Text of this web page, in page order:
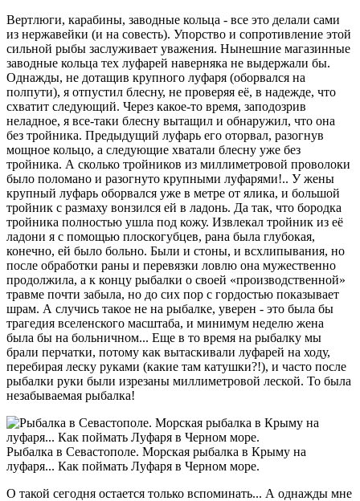
Вертлюги, карабины, заводные кольца - все это делали сами
из нержавейки (и на совесть). Упорство и сопротивление этой
сильной рыбы заслуживает уважения. Нынешние магазинные
заводные кольца тех луфарей наверняка не выдержали бы.
Однажды, не дотащив крупного луфаря (оборвался на
полпути), я отпустил блесну, не проверяя её, в надежде, что
схватит следующий. Через какое-то время, заподозрив
неладное, я все-таки блесну вытащил и обнаружил, что она
без тройника. Предыдущий луфарь его оторвал, разогнув
мощное кольцо, а следующие хватали блесну уже без
тройника. А сколько тройников из миллиметровой проволоки
было поломано и разогнуто крупными луфарями!.. У жены
крупный луфарь оборвался уже в метре от ялика, и большой
тройник с размаху вонзился ей в ладонь. Да так, что бородка
тройника полностью ушла под кожу. Извлекал тройник из её
ладони я с помощью плоскогубцев, рана была глубокая,
конечно, ей было больно. Были и стоны, и всхлипывания, но
после обработки раны и перевязки ловлю она мужественно
продолжила, а к концу рыбалки о своей «производственной»
травме почти забыла, но до сих пор с гордостью показывает
шрам. А случись такое не на рыбалке, уверен - это была бы
трагедия вселенского масштаба, и минимум неделю жена
была бы на больничном... Еще в то время на рыбалку мы
брали перчатки, потому как вытаскивали луфарей на ходу,
перебирая леску руками (какие там катушки?!), и часто после
рыбалки руки были изрезаны миллиметровой леской. То была
незабываемая рыбалка!
Рыбалка в Севастополе. Морская рыбалка в Крыму на
луфаря... Как поймать Луфаря в Черном море.
О такой сегодня остается только вспоминать... А однажды мне